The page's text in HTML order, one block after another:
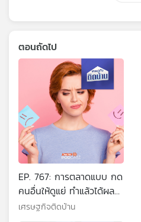
ตอนถัดไป
EP. 767: การตลาดแบบ กด
คนอื่นให้ดูแย่ ทำแล้วได้ผล
จริงหรือ ?
เศรษฐกิจติดบ้าน